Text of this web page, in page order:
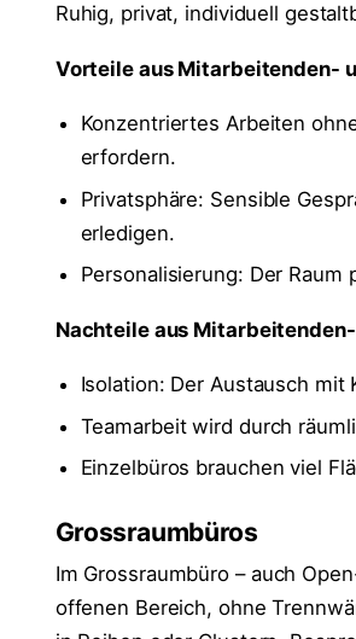
Ruhig, privat, individuell
Vorteile aus Mitarbeitenden-
Konzentriertes Arbeiten
erfordern.
Privatsphäre: Sensible
erledigen.
Personalisierung: Der
Nachteile aus
Isolation: Der Austausch
Teamarbeit wird durch
Einzelbüros brauchen viel
Grossraumbüros
Im Grossraumbüro – auch
offenen Bereich, ohne